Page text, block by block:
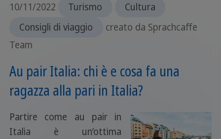
10/11/2022 Turismo
Cultura
Consigli di viaggio
creato da Sprachcaffe
Team
Au pair Italia: chi è e cosa fa una
ragazza alla pari in Italia?
Partire come au pair in
Italia è un’ottima